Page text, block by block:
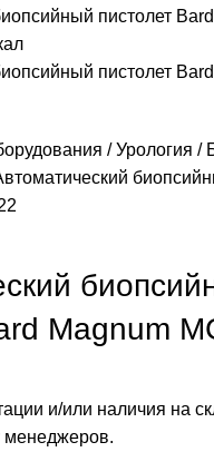
Урология
Magnum
и/или наличия на
менеджеров.